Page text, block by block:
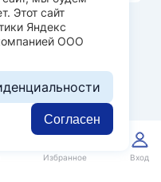
Избранное Вход
Этот сайт
Яндекс
ООО
Согласен